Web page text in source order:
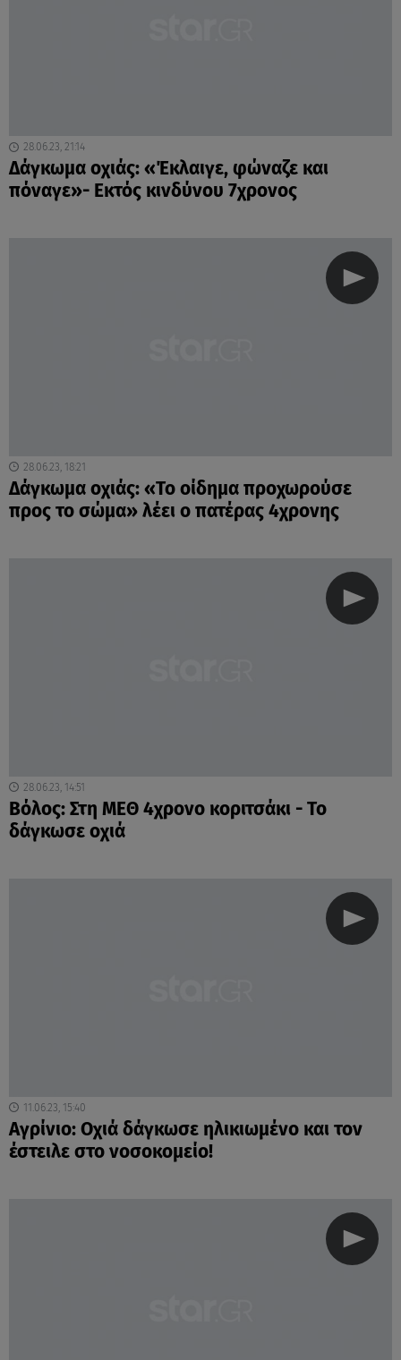
28.06.23, 21:14
Δάγκωμα οχιάς: «Έκλαιγε, φώναζε και
πόναγε»- Εκτός κινδύνου 7χρονος
28.06.23, 18:21
Δάγκωμα οχιάς: «Το οίδημα προχωρούσε
προς το σώμα» λέει ο πατέρας 4χρονης
28.06.23, 14:51
Βόλος: Στη ΜΕΘ 4χρονο κοριτσάκι - Το
δάγκωσε οχιά
11.06.23, 15:40
Αγρίνιο: Οχιά δάγκωσε ηλικιωμένο και τον
έστειλε στο νοσοκομείο!